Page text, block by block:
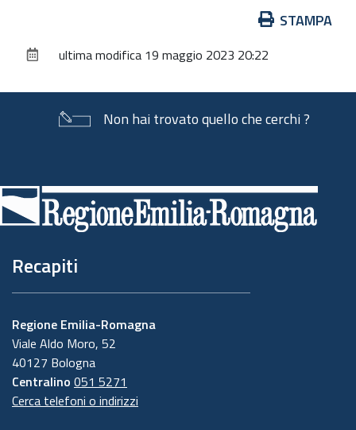
documento
STAMPA
ultima modifica 19 maggio 2023 20:22
Non hai trovato quello che cerchi ?
di
pagina
Recapiti
Regione Emilia-Romagna
Viale Aldo Moro, 52
40127 Bologna
Centralino 051 5271
Cerca telefoni o indirizzi